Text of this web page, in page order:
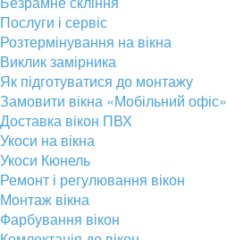
Послуги і сервіс
Розтермінування на вікна
Виклик замірника
Як підготуватися до монтажу
Замовити вікна «Мобільний офіс»
Доставка вікон ПВХ
Укоси на вікна
Укоси Кюнель
Ремонт і регулювання вікон
Монтаж вікна
Фарбування вікон